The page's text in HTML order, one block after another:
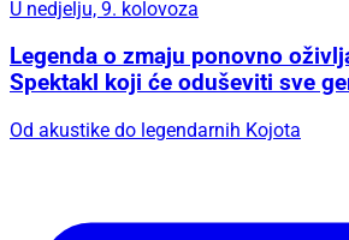
U nedjelju, 9. kolovoza
Legenda o zmaju ponovno
Spektakl koji će oduševiti sve
Od akustike do legendarnih Kojota